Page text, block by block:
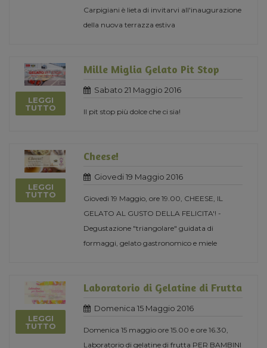
Carpigiani è lieta di invitarvi all'inaugurazione
della nuova terrazza estiva
LEGGI
TUTTO
Mille Miglia Gelato Pit Stop
Sabato 21 Maggio 2016
Il pit stop più dolce che ci sia!
LEGGI
TUTTO
Cheese!
Giovedi 19 Maggio 2016
Giovedì 19 Maggio, ore 19.00, CHEESE, IL
GELATO AL GUSTO DELLA FELICITA'! -
Degustazione "triangolare" guidata di
formaggi, gelato gastronomico e miele
LEGGI
TUTTO
Laboratorio di Gelatine di Frutta
Domenica 15 Maggio 2016
Domenica 15 maggio ore 15.00 e ore 16.30,
Laboratorio di gelatine di frutta PER BAMBINI